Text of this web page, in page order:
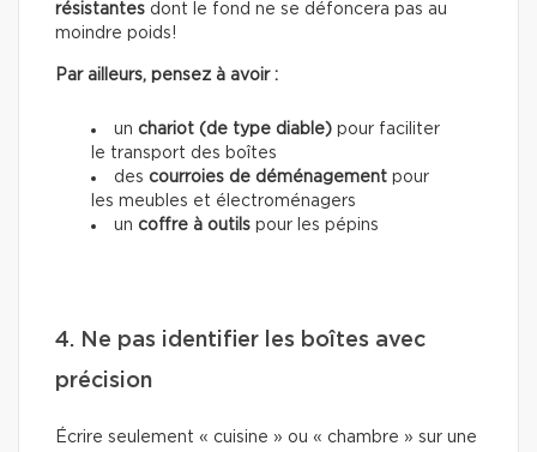
résistantes dont le fond ne se défoncera pas au
moindre poids!
Par ailleurs, pensez à avoir :
un chariot (de type diable) pour faciliter
le transport des boîtes
des courroies de déménagement pour
les meubles et électroménagers
un coffre à outils pour les pépins
4. Ne pas identifier les boîtes avec
précision
Écrire seulement « cuisine » ou « chambre » sur une